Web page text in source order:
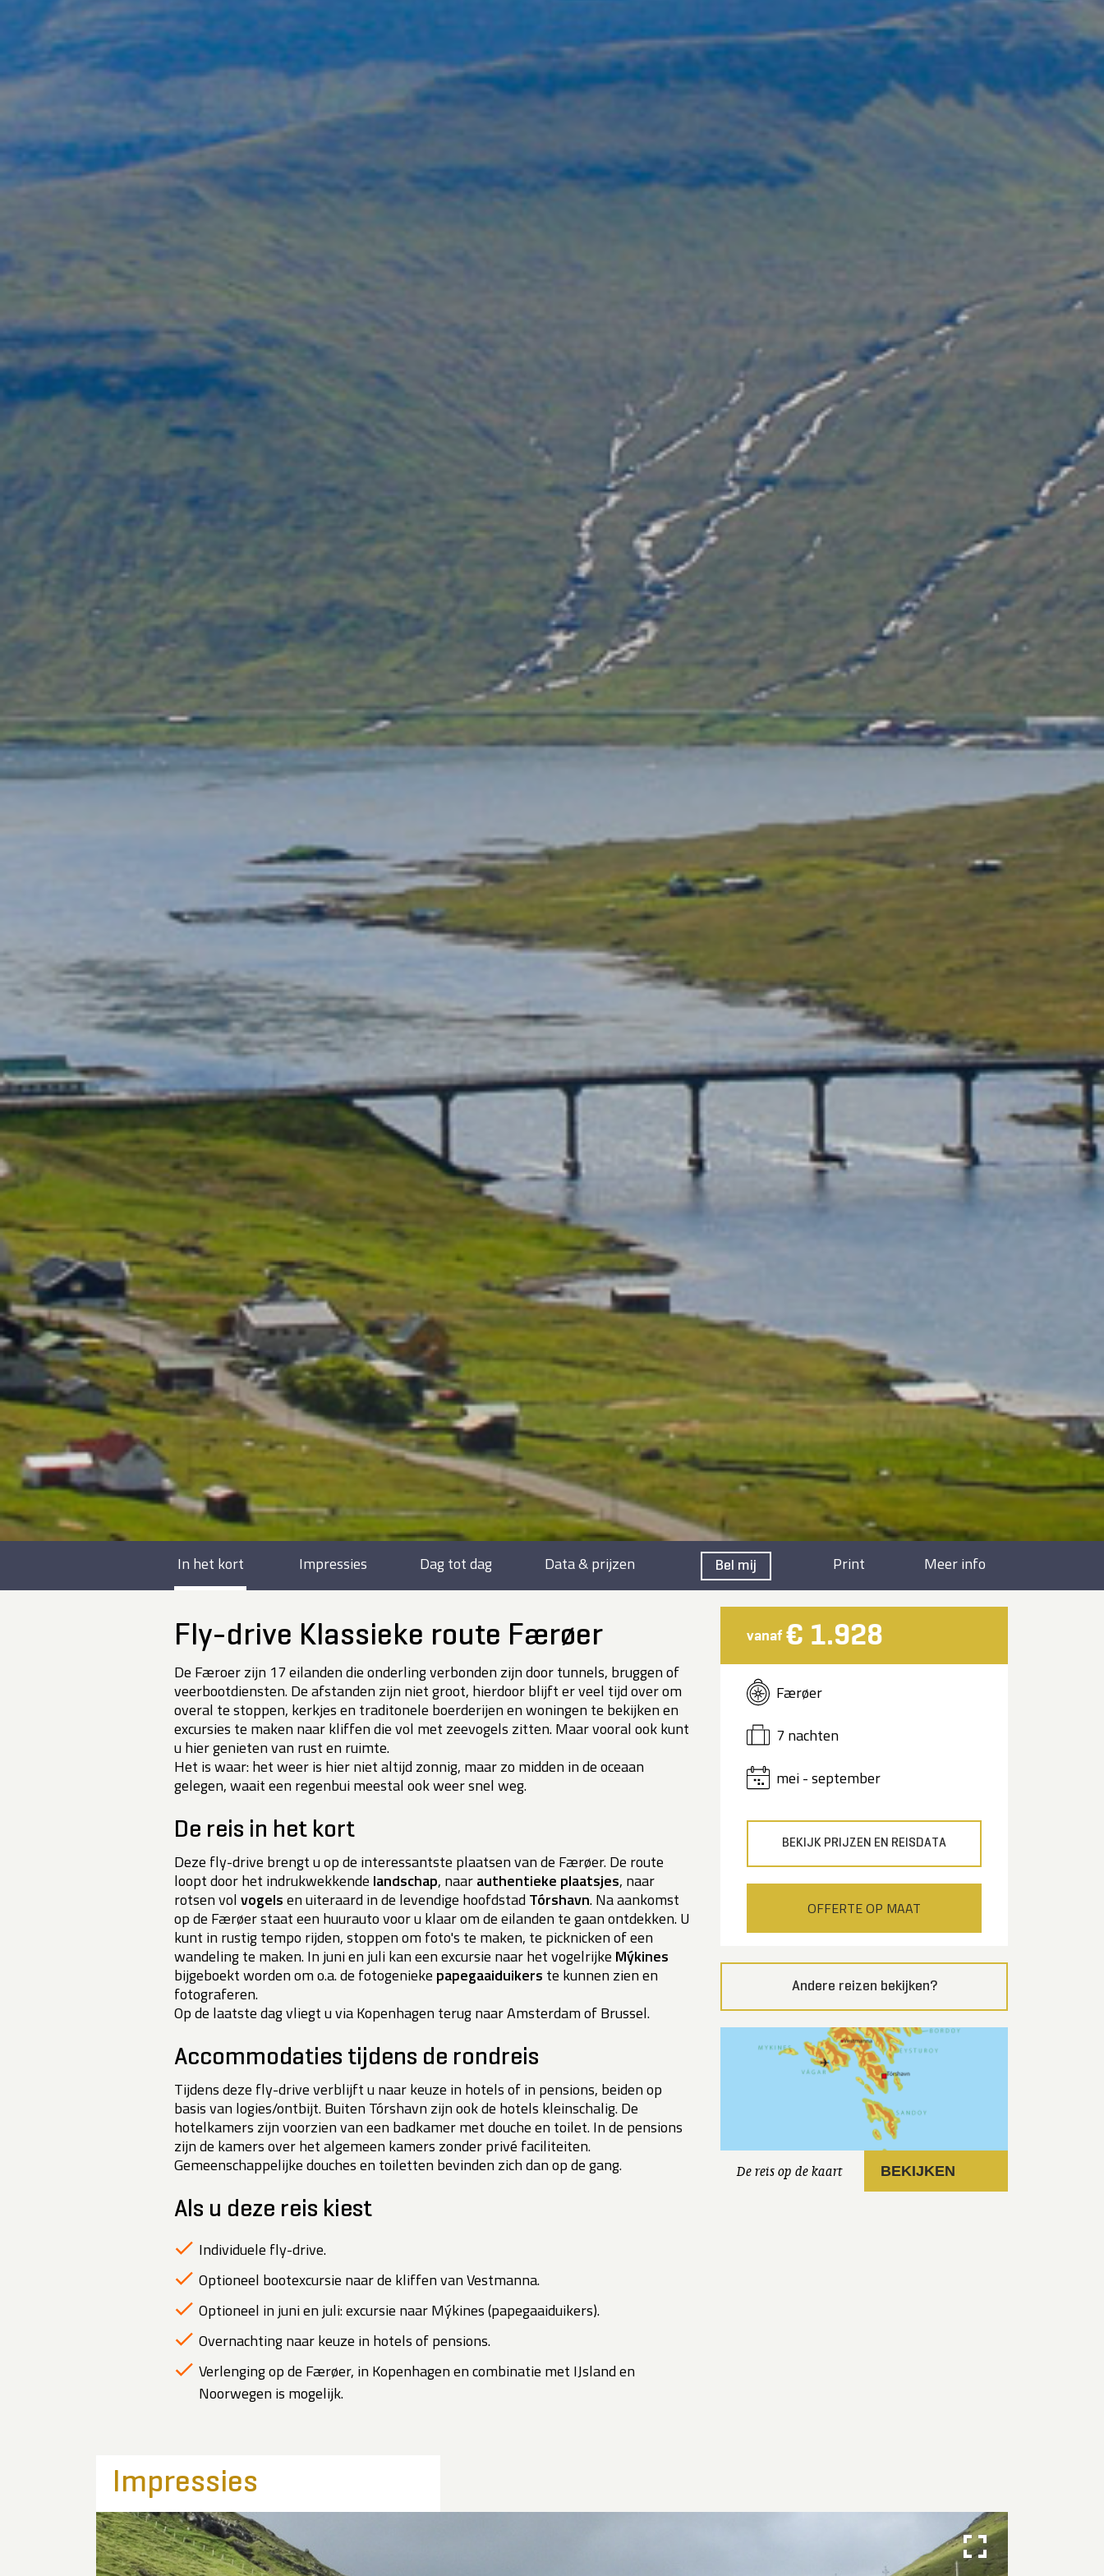
In het kort Impressies Dag tot dag Data & prijzen Bel mij Print Meer info
Fly-drive Klassieke route Færøer
De Færoer zijn 17 eilanden die onderling verbonden zijn door tunnels, bruggen of
veerbootdiensten. De afstanden zijn niet groot, hierdoor blijft er veel tijd over om
overal te stoppen, kerkjes en traditonele boerderijen en woningen te bekijken en
excursies te maken naar kliffen die vol met zeevogels zitten. Maar vooral ook kunt
u hier genieten van rust en ruimte.
Het is waar: het weer is hier niet altijd zonnig, maar zo midden in de oceaan
gelegen, waait een regenbui meestal ook weer snel weg.
De reis in het kort
Deze fly-drive brengt u op de interessantste plaatsen van de Færøer. De route
loopt door het indrukwekkende landschap, naarauthentieke plaatsjes, naar
rotsen volvogelsen uiteraard in de levendige hoofdstad Tórshavn. Na aankomst
op de Færøer staat een huurauto voor u klaar om de eilanden te gaan ontdekken. U
kunt in rustig tempo rijden, stoppen om foto's te maken, te picknicken of een
wandeling te maken. In juni en juli kan een excursie naar het vogelrijke Mýkines
bijgeboekt worden om o.a. de fotogenieke papegaaiduikers te kunnen zien en
fotograferen.
Op de laatste dag vliegt u via Kopenhagen terug naar Amsterdam of Brussel.
Accommodaties tijdens de rondreis
Tijdens deze fly-drive verblijft u naar keuze in hotels of in pensions, beiden op
basis van logies/ontbijt. Buiten Tórshavn zijn ook de hotels kleinschalig. De
hotelkamers zijn voorzien van een badkamer met douche en toilet. In de pensions
zijn de kamers over het algemeen kamers zonder privé faciliteiten.
Gemeenschappelijke douches en toiletten bevinden zich dan op de gang.
Als u deze reis kiest
Individuele fly-drive.
Optioneel bootexcursie naar de kliffen van Vestmanna.
Optioneel in juni en juli: excursie naar Mýkines (papegaaiduikers).
Overnachting naar keuze in hotels of pensions.
Verlenging op de Færøer, in Kopenhagen en combinatie met IJsland en
Noorwegen is mogelijk.
vanaf € 1.928
Færøer
7 nachten
mei - september
BEKIJK PRIJZEN EN REISDATA
OFFERTE OP MAAT
Andere reizen bekijken?
De reis op de kaart BEKIJKEN
Impressies